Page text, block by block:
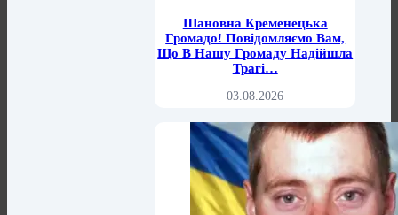
Шановна Кременецька
Громадо! Повідомляємо Вам,
Що В Нашу Громаду Надійшла
Трагі…
03.08.2026